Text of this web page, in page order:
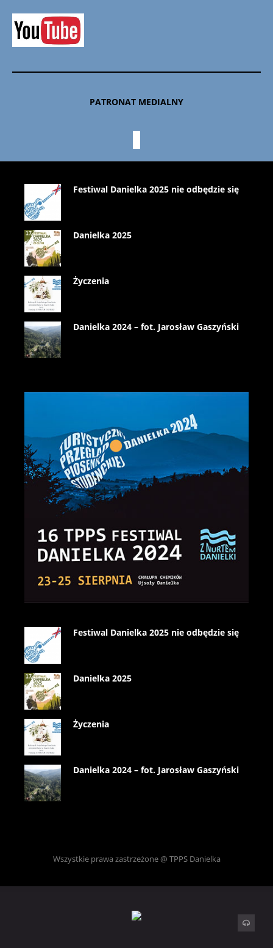
PATRONAT MEDIALNY
Festiwal Danielka 2025 nie odbędzie się
Danielka 2025
Życzenia
Danielka 2024 – fot. Jarosław Gaszyński
Festiwal Danielka 2025 nie odbędzie się
Danielka 2025
Życzenia
Danielka 2024 – fot. Jarosław Gaszyński
Wszystkie prawa zastrzeżone @ TPPS Danielka